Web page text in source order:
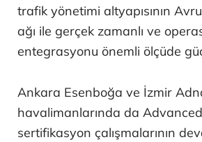
trafik yönetimi altyapısının
ağı ile gerçek zamanlı ve
entegrasyonu önemli ölçüde
Ankara Esenboğa ve İzmir
havalimanlarında da
sertifikasyon çalışmalarının